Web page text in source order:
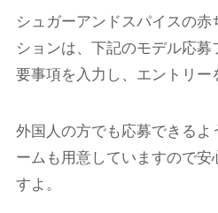
シュガーアンドスパイスの
ションは、下記のモデル応
要事項を入力し、エントリー
外国人の方でも応募できるよ
ームも用意していますので安
すよ。